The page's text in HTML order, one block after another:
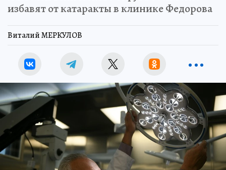
избавят от катаракты в клинике Федорова
Виталий МЕРКУЛОВ